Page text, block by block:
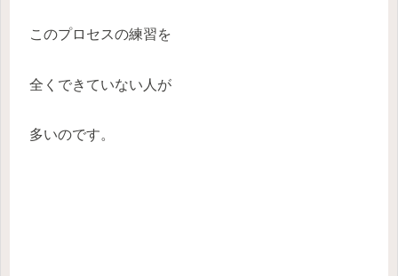
このプロセスの練習を
全くできていない人が
多いのです。